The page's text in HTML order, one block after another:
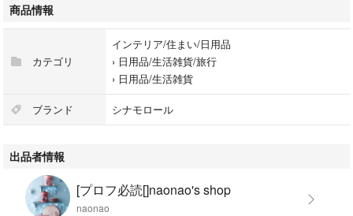
商品情報
カテゴリ
インテリア/住まい/日用品
› 日用品/生活雑貨/旅行
› 日用品/生活雑貨
ブランド シナモロール
出品者情報
[プロフ必読[]naonao's shop
naonao